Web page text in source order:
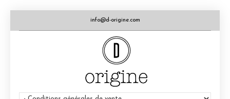
info@d-origine.com